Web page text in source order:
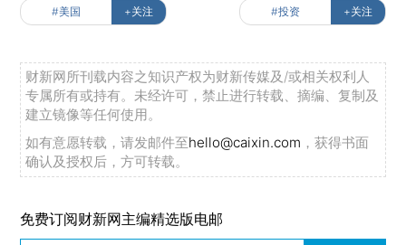
#美国 +关注 #投资 +关注
财新网所刊载内容之知识产权为财新传媒及/或相关权利人
专属所有或持有。未经许可，禁止进行转载、摘编、复制及
建立镜像等任何使用。
如有意愿转载，请发邮件至hello@caixin.com ，获得书面
确认及授权后，方可转载。
免费订阅财新网主编精选版电邮